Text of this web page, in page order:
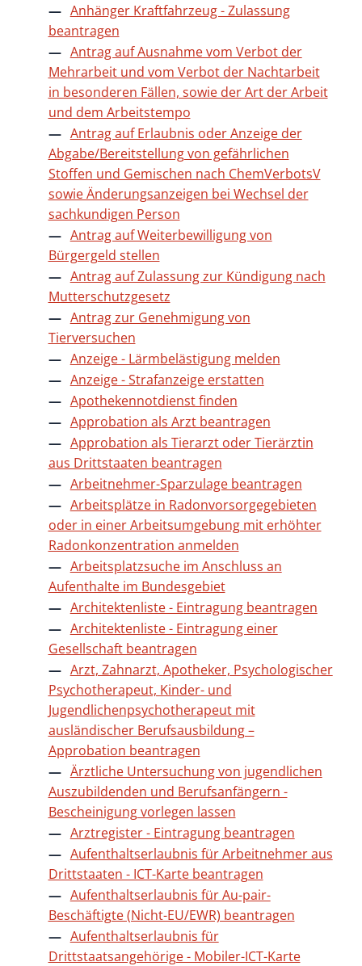
Anhänger Kraftfahrzeug - Zulassung
beantragen
Antrag auf Ausnahme vom Verbot der
Mehrarbeit und vom Verbot der Nachtarbeit
in besonderen Fällen, sowie der Art der Arbeit
und dem Arbeitstempo
Antrag auf Erlaubnis oder Anzeige der
Abgabe/Bereitstellung von gefährlichen
Stoffen und Gemischen nach ChemVerbotsV
sowie Änderungsanzeigen bei Wechsel der
sachkundigen Person
Antrag auf Weiterbewilligung von
Bürgergeld stellen
Antrag auf Zulassung zur Kündigung nach
Mutterschutzgesetz
Antrag zur Genehmigung von
Tierversuchen
Anzeige - Lärmbelästigung melden
Anzeige - Strafanzeige erstatten
Apothekennotdienst finden
Approbation als Arzt beantragen
Approbation als Tierarzt oder Tierärztin
aus Drittstaaten beantragen
Arbeitnehmer-Sparzulage beantragen
Arbeitsplätze in Radonvorsorgegebieten
oder in einer Arbeitsumgebung mit erhöhter
Radonkonzentration anmelden
Arbeitsplatzsuche im Anschluss an
Aufenthalte im Bundesgebiet
Architektenliste - Eintragung beantragen
Architektenliste - Eintragung einer
Gesellschaft beantragen
Arzt, Zahnarzt, Apotheker, Psychologischer
Psychotherapeut, Kinder- und
Jugendlichenpsychotherapeut mit
ausländischer Berufsausbildung –
Approbation beantragen
Ärztliche Untersuchung von jugendlichen
Auszubildenden und Berufsanfängern -
Bescheinigung vorlegen lassen
Arztregister - Eintragung beantragen
Aufenthaltserlaubnis für Arbeitnehmer aus
Drittstaaten - ICT-Karte beantragen
Aufenthaltserlaubnis für Au-pair-
Beschäftigte (Nicht-EU/EWR) beantragen
Aufenthaltserlaubnis für
Drittstaatsangehörige - Mobiler-ICT-Karte